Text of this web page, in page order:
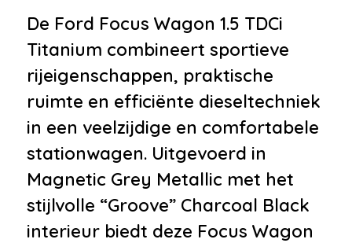
•
Centrale deurvergrendeling
met afstandsbediening
•Dimlichten automatisch
•Getint glas
LED achterlichten
• Lichtmetalen velgen 16"
•Uitlaat sierstuk
•Verwarmde voorruit
Infotainment
De Ford Focus Wagon 1.5 TDCi
Titanium combineert sportieve
rijeigenschappen, praktische
ruimte en efficiënte dieseltechniek
in een veelzijdige en comfortabele
stationwagen. Uitgevoerd in
Magnetic Grey Metallic met het
stijlvolle “Groove” Charcoal Black
interieur biedt deze Focus Wagon